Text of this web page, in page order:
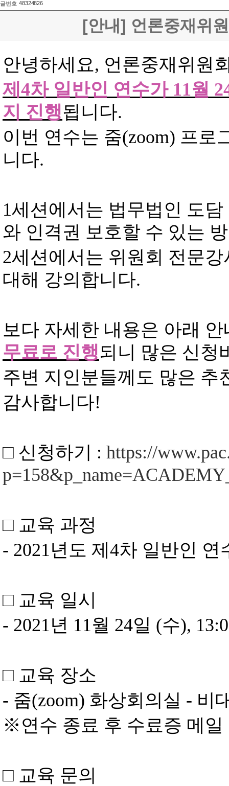
글번호 48324826
[안내] 언론중재위
안녕하세요, 언론중재위원
제 4차 일반인 연수가 11월
지 진행됩니다.
이번 연수는 줌(zoom) 프로
니다.
1세션에서는 법무법인 도
와 인격권 보호할 수 있는
2세션에서는 위원회 전문
대해 강의합니다.
보다 자세한 내용은 아래
무료로 진행되니 많은 신청
주변 지인분들께도 많은 추
감사합니다!
□ 신청하기 : https://
□ 교육 과정
- 2021년도 제 4차 일반인 연
□ 교육 일시
- 2021년 11월 24일 (수),
□ 교육 장소
- 줌(zoom) 화상회의실 - 비
※ 연수 종료 후 수료증 메
□ 교육 문의